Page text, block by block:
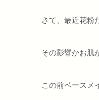
さて、最近花粉
その影響かお肌
この前ベースメ